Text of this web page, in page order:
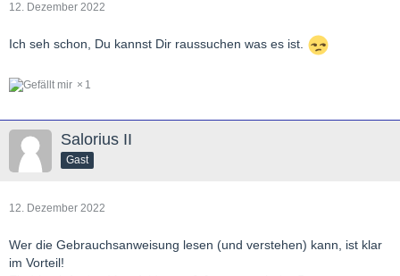
12. Dezember 2022
Ich seh schon, Du kannst Dir raussuchen was es ist.
1
Salorius II
Gast
12. Dezember 2022
Wer die Gebrauchsanweisung lesen (und verstehen) kann, ist klar
im Vorteil!